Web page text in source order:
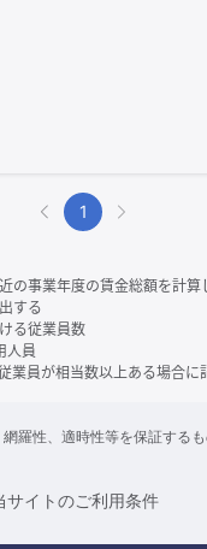
1
の事業年度の賃金総額を計
する
る従業員数
人員
業員が相当数以上ある場合に
羅性、適時性等を保証する
サイトのご利用条件